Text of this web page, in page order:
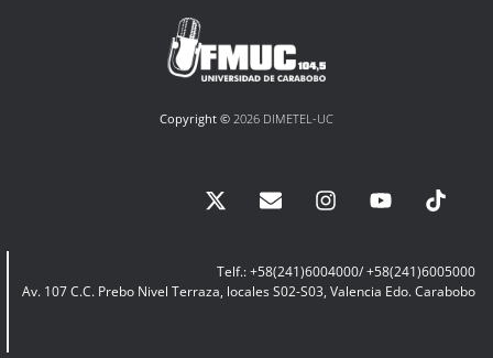
Copyright © 2026 DIMETEL-UC
Telf.: +58(241)6004000/ +58(241)6005000
Av. 107 C.C. Prebo Nivel Terraza, locales S02-S03, Valencia Edo. Carabobo